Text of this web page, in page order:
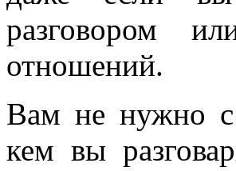
разговором
отношений.
Вам не нужно с
кем вы